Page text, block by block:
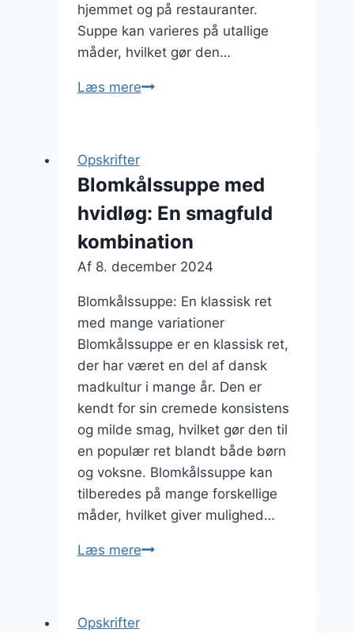
hjemmet og på restauranter.
Suppe kan varieres på utallige
måder, hvilket gør den…
Læs mereBlomkålssuppe
Opskrifter
Blomkålssuppe med
hvidløg: En smagfuld
kombination
Af 8. december 2024
Blomkålssuppe: En klassisk ret
med mange variationer
Blomkålssuppe er en klassisk ret,
der har været en del af dansk
madkultur i mange år. Den er
kendt for sin cremede konsistens
og milde smag, hvilket gør den til
en populær ret blandt både børn
og voksne. Blomkålssuppe kan
tilberedes på mange forskellige
måder, hvilket giver mulighed…
Læs mereBlomkålssuppe
Opskrifter